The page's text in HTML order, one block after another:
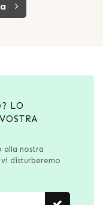
? LO
alla nostra
disturberemo